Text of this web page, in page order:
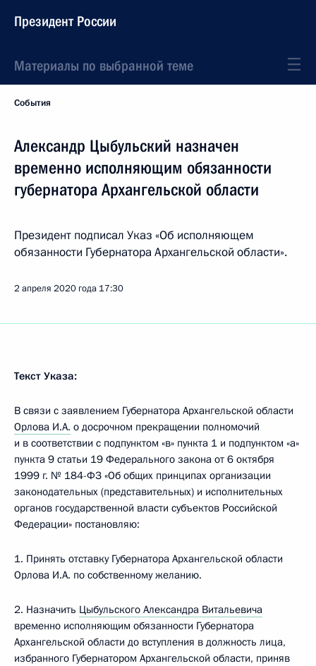
Президент России
Материалы по выбранной теме
События
Александр Цыбульский назначен
временно исполняющим обязанности
губернатора Архангельской области
Президент подписал Указ «Об исполняющем
обязанности Губернатора Архангельской области».
2 апреля 2020 года 17:30
Текст Указа:
В связи с заявлением Губернатора Архангельской области
Орлова И.А. о досрочном прекращении полномочий
и в соответствии с подпунктом «в» пункта 1 и подпунктом «а»
пункта 9 статьи 19 Федерального закона от 6 октября
1999 г. № 184-ФЗ «Об общих принципах организации
законодательных (представительных) и исполнительных
органов государственной власти субъектов Российской
Федерации» постановляю:
1. Принять отставку Губернатора Архангельской области
Орлова И.А. по собственному желанию.
2. Назначить Цыбульского Александра Витальевича
временно исполняющим обязанности Губернатора
Архангельской области до вступления в должность лица,
избранного Губернатором Архангельской области, приняв